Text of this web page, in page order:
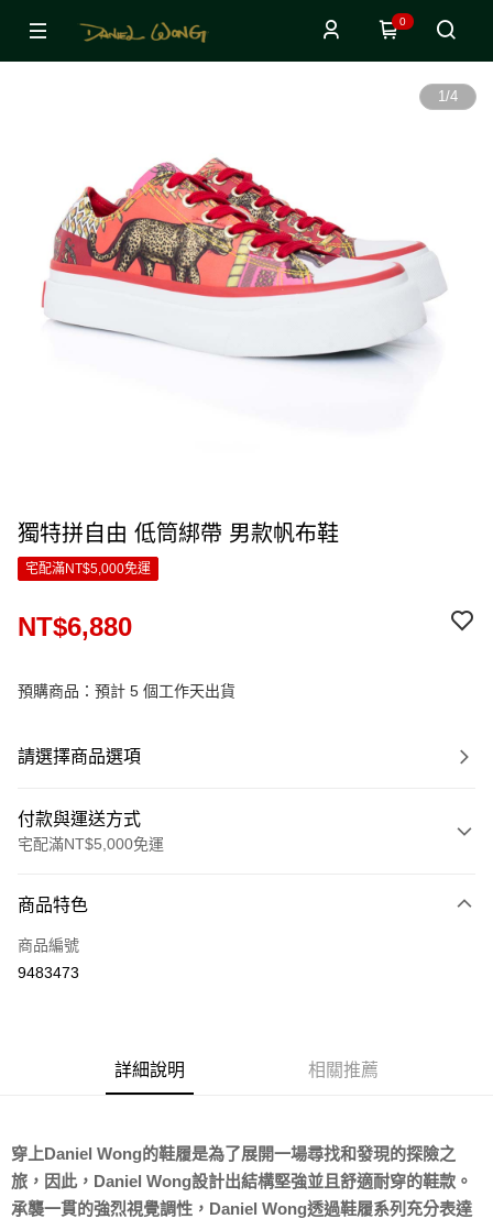
0
1/4
獨特拼自由 低筒綁帶 男款帆布鞋
宅配滿NT$5,000免運
NT$6,880
預購商品：預計 5 個工作天出貨
請選擇商品選項
付款與運送方式
宅配滿NT$5,000免運
信用卡一次付款
LINE Pay
每筆NT$80，滿NT$5,000(含以上)免運費
宅配(外島)
商品特色
商品編號
9483473
詳細說明 相關推薦
穿上Daniel Wong的鞋履是為了展開一場尋找和發現的探險之
旅，因此，Daniel Wong設計出結構堅強並且舒適耐穿的鞋款。
承襲一貫的強烈視覺調性，Daniel Wong透過鞋履系列充分表達